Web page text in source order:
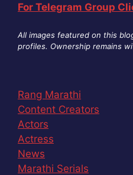
For Telegram Group
All images featured on this
profiles. Ownership remains
Rang Marathi
Content Creators
Actors
Actress
News
Marathi Serials